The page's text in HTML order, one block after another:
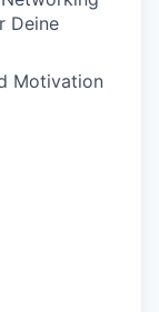
Deine
Motivation